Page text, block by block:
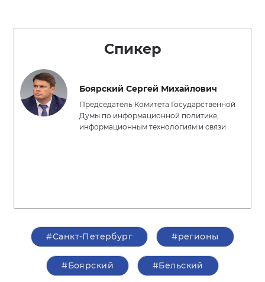
Спикер
Боярский Сергей Михайлович
Председатель Комитета Государственной
Думы по информационной политике,
информационным технологиям и связи
#Санкт-Петербург #регионы
#Боярский #Бельский